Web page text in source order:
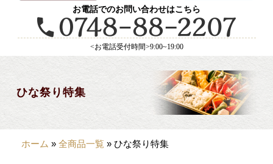
お電話でのお問い合わせはこちら
<お電話受付時間>9:00~19:00
ひな祭り特集
接待・おもてなし
会議・セミナー弁当
製薬会社様向け
観光・行楽
ホーム »全商品一覧 »ひな祭り特集